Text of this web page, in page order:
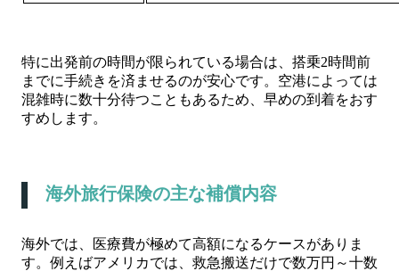
特に出発前の時間が限られている場合は、搭乗2時間前
までに手続きを済ませるのが安心です。空港によっては
混雑時に数十分待つこともあるため、早めの到着をおす
すめします。
海外旅行保険の主な補償内容
海外では、医療費が極めて高額になるケースがありま
す。例えばアメリカでは、救急搬送だけで数万円～十数